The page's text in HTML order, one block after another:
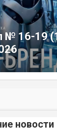
№ 16-19
новости